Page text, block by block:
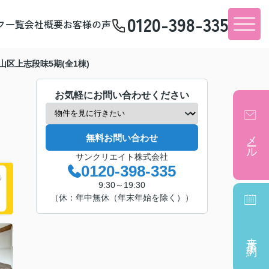
一覧会社概要お客様の声 0120-398-335
区上志段味5期(全1棟)
お気軽にお問い合わせください
無料お問い合わせ
サンクリエイト株式会社
0120-398-335
9:30～19:30
（休：年中無休（年末年始を除く））
メール